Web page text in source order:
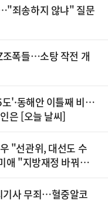
죄송하지 않냐" 질문
폭들…소탕 작전 개
'·동해안 이틀째 비…
은 [오늘 날씨]
"선관위, 대선도 수
애 "지방재정 바꿔
기사 무죄…혈중알코